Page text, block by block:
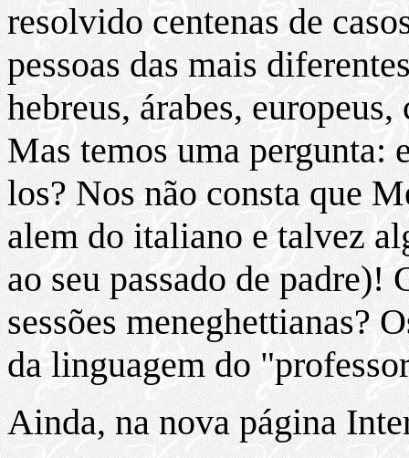
resolvido centenas de
pessoas das mais
hebreus, árabes, europeus,
Mas temos uma pergunta:
los? Nos não consta que
alem do italiano e talvez
ao seu passado de padre)!
sessões meneghettianas?
da linguagem do
Ainda, na nova página